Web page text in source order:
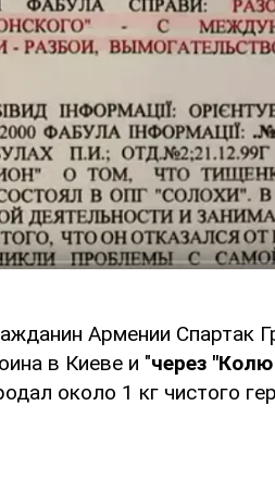
Армении Спартак
в Киеве и "через
около 1 кг чистого